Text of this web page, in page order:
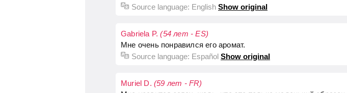
Source language: English Show original
Gabriela P.(54 лет - ES)
Мне очень понравился его аромат.
Source language: Español Show original
Muriel D. (59 лет - FR)